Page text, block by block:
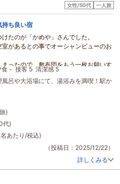
女性/50代 一人旅
持ち良い宿
たのが「かめや」さんでした。
室があるとの事でオーシャンビューのお
ったので、敷布団をもう一枚お願いす
が困りましたが、当日に海側の素敵な
せて最高な一年の締めくくり旅行とな
て清潔で気持ちよく入れました。
話しもして下さり、リラックスできま
。
食 - 接客 5 清潔感 5
風呂や大浴場にて、湯浴みを満喫！駅か
)
代)
あたり/税込)
（投稿日：2025/12/22）
詳しくみる